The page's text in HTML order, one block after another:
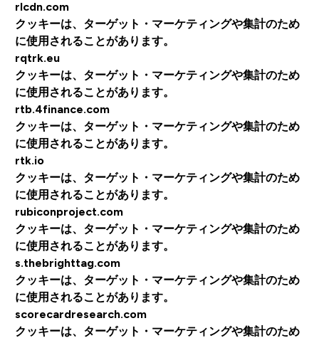
rlcdn.com
クッキーは、ターゲット・マーケティングや集計のため
に使用されることがあります。
rqtrk.eu
クッキーは、ターゲット・マーケティングや集計のため
に使用されることがあります。
rtb.4finance.com
クッキーは、ターゲット・マーケティングや集計のため
に使用されることがあります。
rtk.io
クッキーは、ターゲット・マーケティングや集計のため
に使用されることがあります。
rubiconproject.com
クッキーは、ターゲット・マーケティングや集計のため
に使用されることがあります。
s.thebrighttag.com
クッキーは、ターゲット・マーケティングや集計のため
に使用されることがあります。
scorecardresearch.com
クッキーは、ターゲット・マーケティングや集計のため